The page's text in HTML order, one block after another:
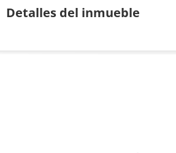
Detalles del inmueble